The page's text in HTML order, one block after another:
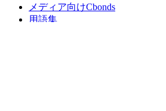
メディア向けCbonds
用語集